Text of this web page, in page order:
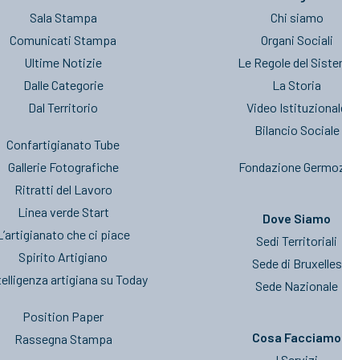
Sala Stampa
Comunicati Stampa
Ultime Notizie
Dalle Categorie
Dal Territorio
Confartigianato Tube
Gallerie Fotografiche
Ritratti del Lavoro
Linea verde Start
che ci piace
Spirito Artigiano
artigiana su Today
Position Paper
Rassegna Stampa
Chi siamo
Organi Sociali
Le Regole del
La Storia
Video
Bilancio Sociale
Fondazione
Dove Siamo
Sedi Territoriali
Sede di Bruxelles
Sede Nazionale
Cosa Facciamo